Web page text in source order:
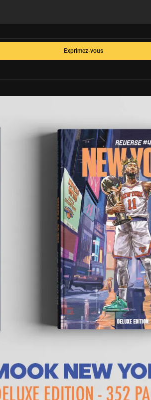
Exprimez-vous